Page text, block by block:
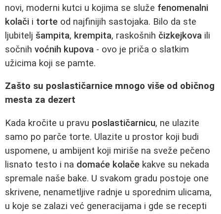
novi, moderni kutci u kojima se služe fenomenalni
kolači i torte od najfinijih sastojaka. Bilo da ste
ljubitelj šampita, krempita, raskošnih čizkejkova ili
sočnih voćnih kupova - ovo je priča o slatkim
užicima koji se pamte.
Zašto su poslastičarnice mnogo više od običnog
mesta za dezert
Kada kročite u pravu poslastičarnicu, ne ulazite
samo po parče torte. Ulazite u prostor koji budi
uspomene, u ambijent koji miriše na sveže pečeno
lisnato testo i na domaće kolače kakve su nekada
spremale naše bake. U svakom gradu postoje one
skrivene, nenametljive radnje u sporednim ulicama,
u koje se zalazi već generacijama i gde se recepti